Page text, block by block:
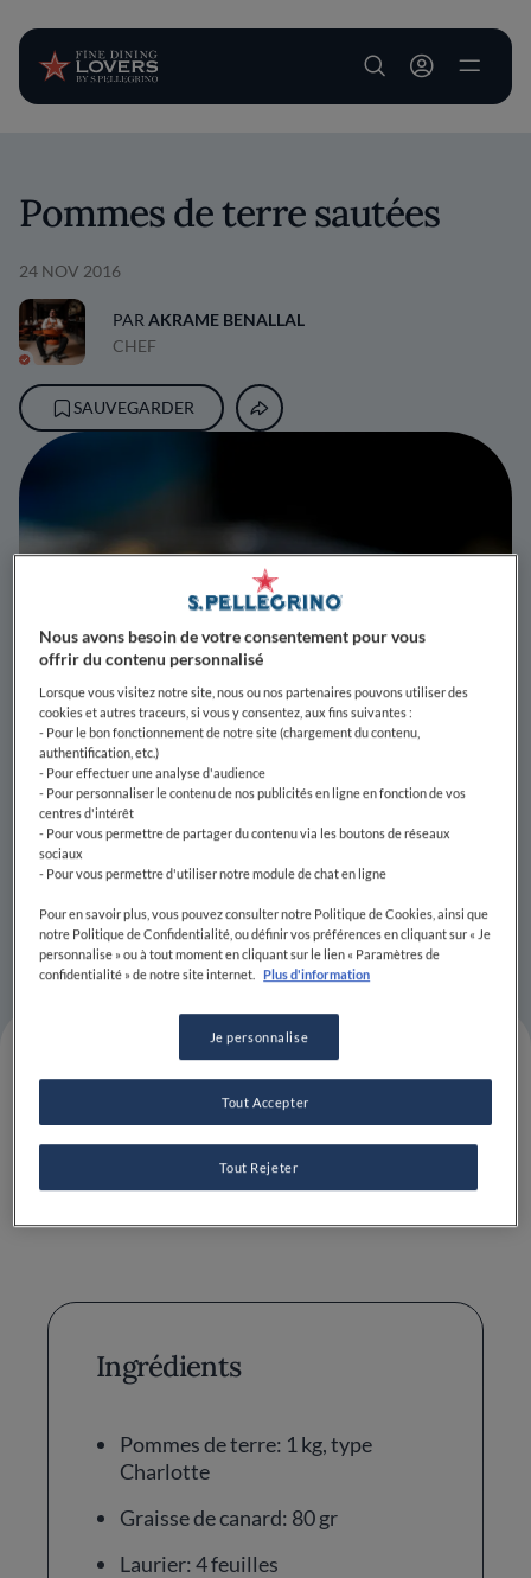
User account
Photo Unsplash
Pommes de terre sautées
24 NOV 2016
PAR AKRAME BENALLAL
CHEF
SAUVEGARDER
Difficulté Temps total
Ingrédients
Pommes de terre: 1 kg, type
Charlotte
Graisse de canard: 80 gr
Laurier: 4 feuilles
Nous avons besoin de votre consentement pour vous
offrir du contenu personnalisé
Lorsque vous visitez notre site, nous ou nos partenaires pouvons utiliser des
cookies et autres traceurs, si vous y consentez, aux fins suivantes :
- Pour le bon fonctionnement de notre site (chargement du contenu,
authentification, etc.)
- Pour effectuer une analyse d'audience
- Pour personnaliser le contenu de nos publicités en ligne en fonction de vos
centres d'intérêt
- Pour vous permettre de partager du contenu via les boutons de réseaux
sociaux
- Pour vous permettre d'utiliser notre module de chat en ligne
Pour en savoir plus, vous pouvez consulter notre Politique de Cookies, ainsi que
notre Politique de Confidentialité, ou définir vos préférences en cliquant sur « Je
personnalise » ou à tout moment en cliquant sur le lien « Paramètres de
confidentialité » de notre site internet.
Plus d'information
Je personnalise
Tout Rejeter
Tout Accepter